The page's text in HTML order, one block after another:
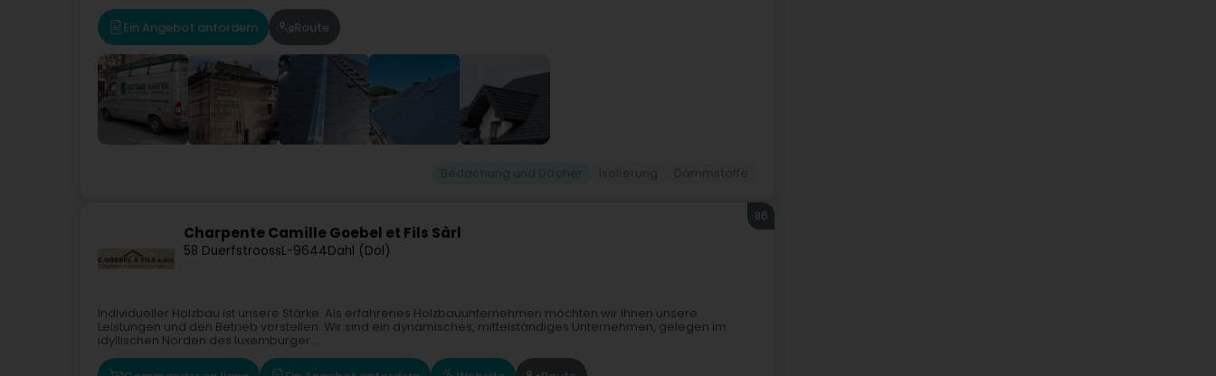
Ein Angebot anfordern Route
Charpente Camille Goebel et Fils Sàrl
58 DuerfstroossL-9644Dahl (Dol)
86
Individueller Holzbau ist unsere Stärke. Als erfahrenes Holzbauunternehmen möchten wir Ihnen unsere
Leistungen und den Betrieb vorstellen. Wir sind ein dynamisches, mittelständiges Unternehmen, gelegen im
idyllischen Norden des luxemburger...